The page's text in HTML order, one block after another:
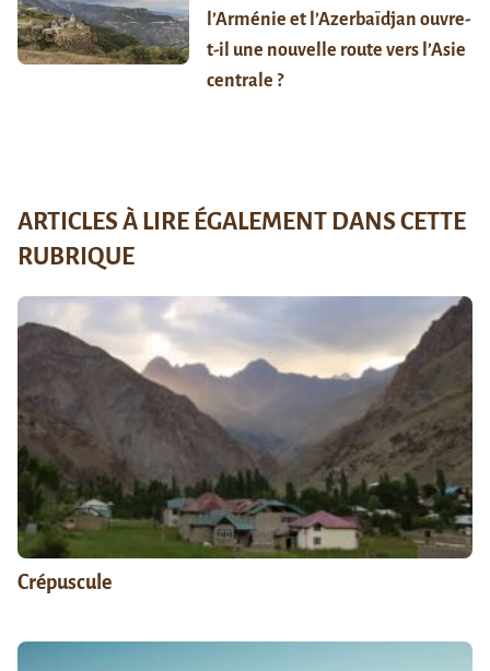
l’Arménie et l’Azerbaïdjan ouvre-
t-il une nouvelle route vers l’Asie
centrale ?
ARTICLES À LIRE ÉGALEMENT DANS CETTE
RUBRIQUE
Crépuscule